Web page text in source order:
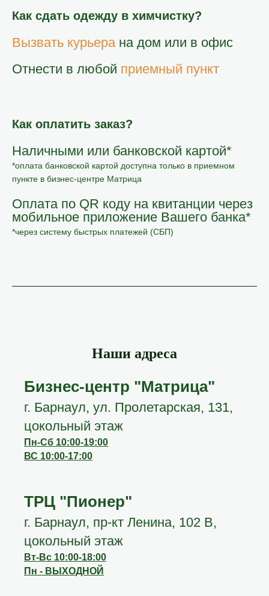
Как сдать одежду в химчистку?
Вызвать курьерана дом или в офис
Отнести в любой приемный пункт
Как оплатить заказ?
Наличными или банковской картой*
*оплата банковской картой доступна только в приемном
пункте в бизнес-центре Матрица
Оплата по QR коду на квитанции через
мобильное приложение Вашего банка*
*через систему быстрых платежей (СБП)
Наши адреса
Бизнес-центр "Матрица"
г. Барнаул, ул. Пролетарская, 131,
цокольный этаж
Пн-Сб 10:00-19:00
ВС 10:00-17:00
ТРЦ "Пионер"
г. Барнаул, пр-кт Ленина, 102 В,
цокольный этаж
Вт-Вс 10:00-18:00
Пн - ВЫХОДНОЙ